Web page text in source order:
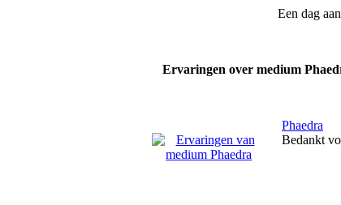
Een dag
Ervaringen over medium
Phaedra
Bedankt